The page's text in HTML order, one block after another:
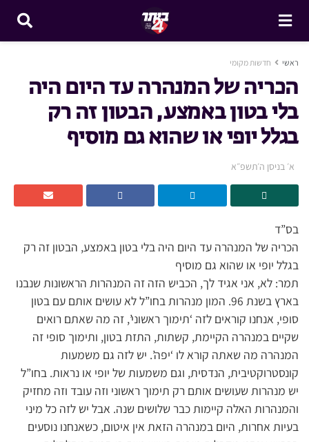
ראשי חדשות מקומי
הכריה של המנהרה עד היום היה
בלי בטון באמצע, הבטון זה רק
בגלל יופי או שהוא גם מוסיף
א׳ בניסן ה׳תשפ״א
בס”ד
הכריה של המנהרה עד היום היה בלי בטון באמצע, הבטון זה רק
בגלל יופי או שהוא גם מוסיף
תמר: לא, אני אגיד לך, הכביש הזה זה המנהרות הראשונות שנבנו
בארץ בשנת 96. המון מנהרות בחו”ל לא עושים אותם עם בטון
סופי, אנחנו קוראים לזה ‘תימוך ראשוני’, זה מה שאתם רואים
שקיים במנהרה הקיימת, קשתות, התזת בטון, ותימוך סופי זה
המנהרה מה שאתה קורא לו ‘יפה’. יש לזה גם משמעות
קונסטרוקטיבית, הנדסית, וגם משמעות של יופי או נראות. בחו”ל
יש מנהרות שעושים אותם רק תימוך ראשוני וזה עובד וזה מחזיק
והמנהרות האלה קיימות כבר שלושים שנה. אבל יש לזה כל מיני
בעיות אחרות, היום במנהרה הזאת אין איטום, כשאנחנו נוסעים